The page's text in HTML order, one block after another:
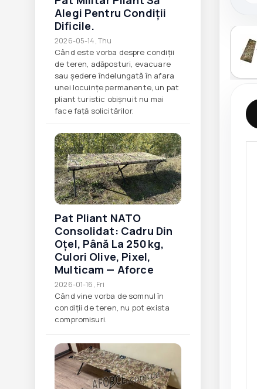
Alegi Pentru Condiții
Dificile.
2026-05-14, Thu
Când este vorba despre condiții
de teren, adăposturi, evacuare
sau ședere îndelungată în afara
unei locuințe permanente, un pat
pliant turistic obișnuit nu mai
face față solicitărilor.
Pat Pliant NATO
Consolidat: Cadru Din
Oțel, Până La 250 Kg,
Culori Olive, Pixel,
Multicam — Aforce
2026-01-16, Fri
Când vine vorba de somnul în
condiții de teren, nu pot exista
compromisuri.